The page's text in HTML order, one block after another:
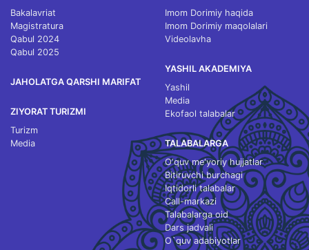
Bakalavriat
Magistratura
Qabul 2024
Qabul 2025
JAHOLATGA QARSHI MARIFAT
ZIYORAT TURIZMI
Turizm
Media
Imom Dorimiy haqida
Imom Dorimiy maqolalari
Videolavha
YASHIL AKADEMIYA
Yashil
Media
Ekofaol talabalar
TALABALARGA
O‘quv me'yoriy hujjatlar
Bitiruvchi burchagi
Iqtidorli talabalar
Call-markazi
Talabalarga oid
Dars jadvali
O`quv adabiyotlar